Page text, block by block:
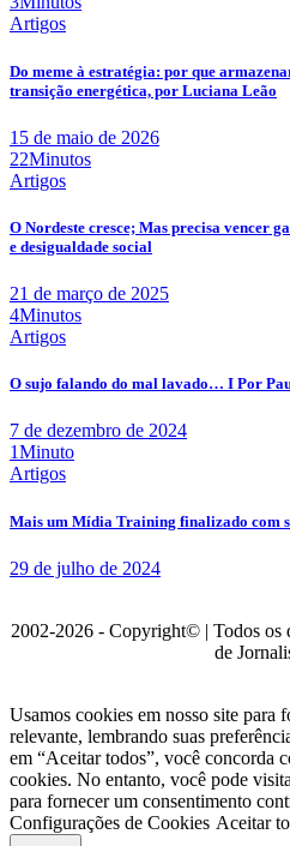
Artigos
Do meme à estratégia: por que
transição energética, por Luciana Leão
15 de maio de 2026
22Minutos
Artigos
O Nordeste cresce; Mas precisa vencer
e desigualdade social
21 de março de 2025
4Minutos
Artigos
O sujo falando do mal lavado… I Por
7 de dezembro de 2024
1Minuto
Artigos
Mais um Mídia Training finalizado com
29 de julho de 2024
2002-2026 - Copyright© | Todos os
de
Usamos cookies em nosso site para
relevante, lembrando suas
em “Aceitar todos”, você concorda
cookies. No entanto, você pode
para fornecer um consentimento
Configurações de Cookies Aceitar